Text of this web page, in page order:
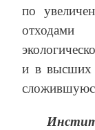
по
и в высших